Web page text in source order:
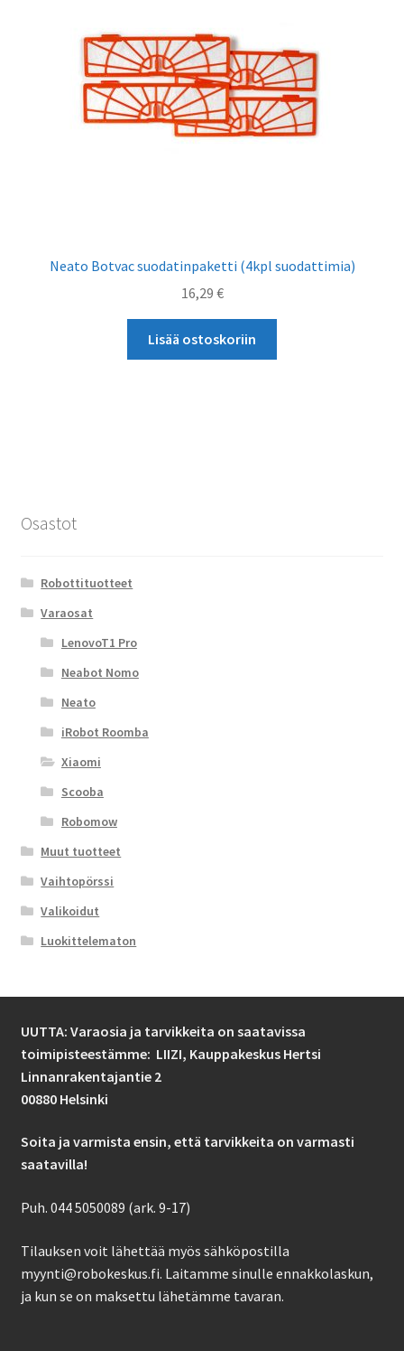
Neato Botvac suodatinpaketti (4kpl suodattimia)
16,29 €
Lisää ostoskoriin
Osastot
Robottituotteet
Varaosat
LenovoT1 Pro
Neabot Nomo
Neato
iRobot Roomba
Xiaomi
Scooba
Robomow
Muut tuotteet
Vaihtopörssi
Valikoidut
Luokittelematon
UUTTA: Varaosia ja tarvikkeita on saatavissa
toimipisteestämme: LIIZI, Kauppakeskus Hertsi
Linnanrakentajantie 2
00880 Helsinki
Soita ja varmista ensin, että tarvikkeita on varmasti
saatavilla!
Puh. 044 5050089 (ark. 9-17)
Tilauksen voit lähettää myös sähköpostilla
myynti@robokeskus.fi. Laitamme sinulle ennakkolaskun,
ja kun se on maksettu lähetämme tavaran.